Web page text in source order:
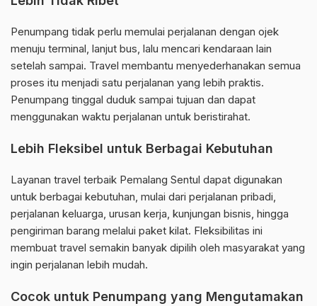
Penumpang tidak perlu memulai perjalanan dengan ojek
menuju terminal, lanjut bus, lalu mencari kendaraan lain
setelah sampai. Travel membantu menyederhanakan semua
proses itu menjadi satu perjalanan yang lebih praktis.
Penumpang tinggal duduk sampai tujuan dan dapat
menggunakan waktu perjalanan untuk beristirahat.
Lebih Fleksibel untuk Berbagai Kebutuhan
Layanan travel terbaik Pemalang Sentul dapat digunakan
untuk berbagai kebutuhan, mulai dari perjalanan pribadi,
perjalanan keluarga, urusan kerja, kunjungan bisnis, hingga
pengiriman barang melalui paket kilat. Fleksibilitas ini
membuat travel semakin banyak dipilih oleh masyarakat yang
ingin perjalanan lebih mudah.
Cocok untuk Penumpang yang Mengutamakan